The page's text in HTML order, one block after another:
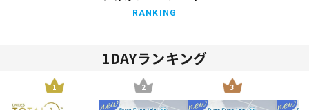
RANKING
1DAYランキング
1 2 3